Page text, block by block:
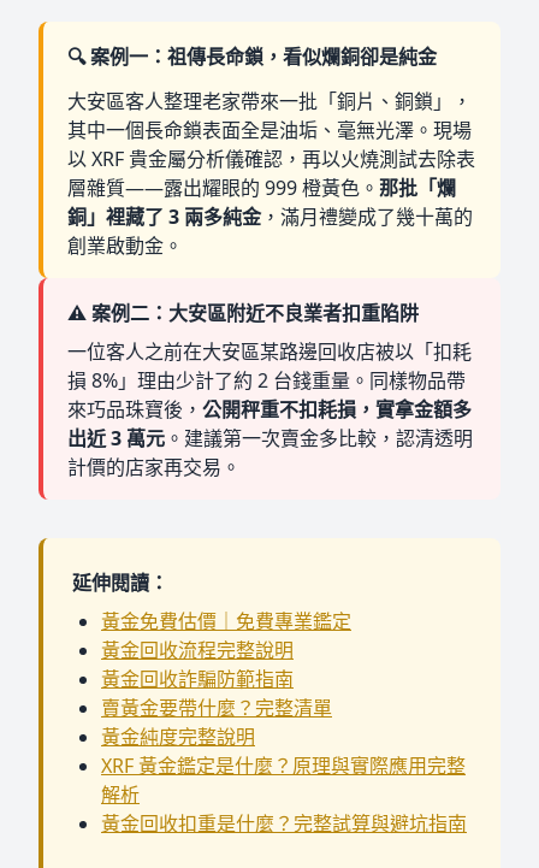
🔍 案例一：祖傳長命鎖，看似爛銅卻是純金
大安區客人整理老家帶來一批「銅片、銅鎖」，
其中一個長命鎖表面全是油垢、毫無光澤。現場
以 XRF 貴金屬分析儀確認，再以火燒測試去除表
層雜質——露出耀眼的 999 橙黃色。 那批「爛
銅」裡藏了 3 兩多純金，滿月禮變成了幾十萬的
創業啟動金。
⚠️ 案例二：大安區附近不良業者扣重陷阱
一位客人之前在大安區某路邊回收店被以「扣耗
損 8%」理由少計了約 2 台錢重量。同樣物品帶
來巧品珠寶後， 公開秤重不扣耗損，實拿金額多
出近 3 萬元 。建議第一次賣金多比較，認清透明
計價的店家再交易。
延伸閱讀：
黃金免費估價｜免費專業鑑定
黃金回收流程完整說明
黃金回收詐騙防範指南
賣黃金要帶什麼？完整清單
黃金純度完整說明
XRF 黃金鑑定是什麼？原理與實際應用完整
解析
黃金回收扣重是什麼？完整試算與避坑指南